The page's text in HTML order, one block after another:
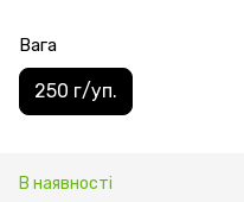
Вага
250 г/уп.
В наявності